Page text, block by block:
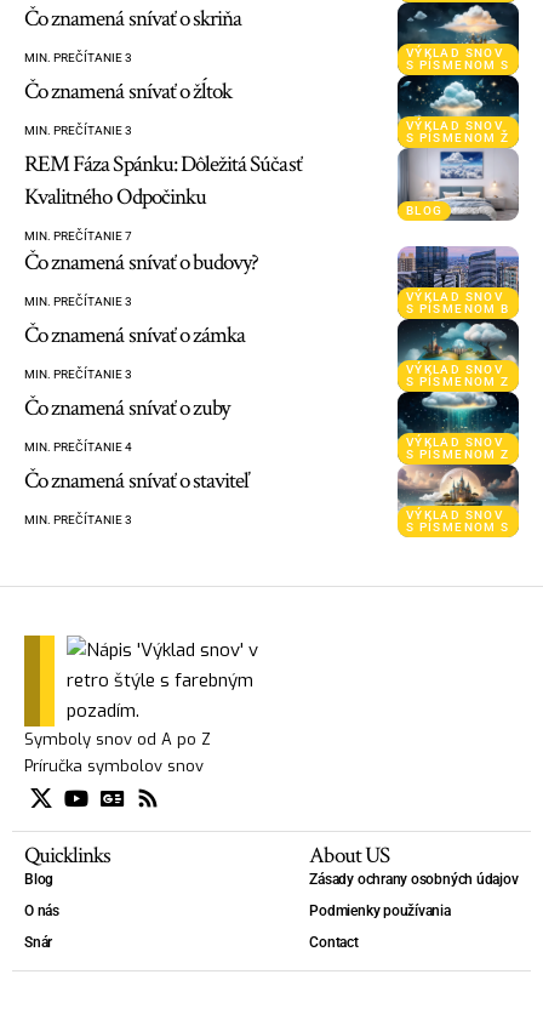
VÝKLAD SNOV
S PÍSMENOM S
Čo znamená snívať o skriňa
MIN. PREČÍTANIE 3
VÝKLAD SNOV
S PÍSMENOM Ž
Čo znamená snívať o žĺtok
MIN. PREČÍTANIE 3
BLOG
REM Fáza Spánku: Dôležitá Súčasť
Kvalitného Odpočinku
MIN. PREČÍTANIE 7
VÝKLAD SNOV
S PÍSMENOM B
Čo znamená snívať o budovy?
MIN. PREČÍTANIE 3
VÝKLAD SNOV
S PÍSMENOM Z
Čo znamená snívať o zámka
MIN. PREČÍTANIE 3
VÝKLAD SNOV
S PÍSMENOM Z
Čo znamená snívať o zuby
MIN. PREČÍTANIE 4
VÝKLAD SNOV
S PÍSMENOM S
Čo znamená snívať o staviteľ
MIN. PREČÍTANIE 3
Symboly snov od A po Z
Príručka symbolov snov
Quicklinks
Blog
O nás
Snár
About US
Zásady ochrany osobných údajov
Podmienky používania
Contact